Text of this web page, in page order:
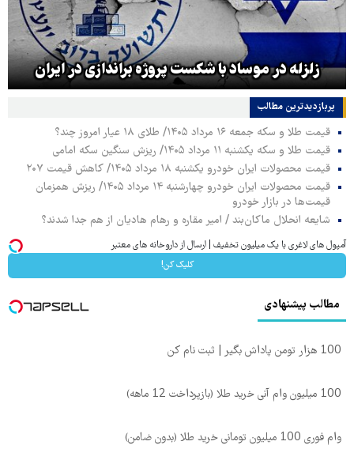
زلزله در موساد با شکست پروژه براندازی در ایران
پربازدیدترین‌ مطالب
قیمت طلا و سکه جمعه ۱۶ مرداد ۱۴۰۵/ طلای ۱۸ عیار امروز چند؟
قیمت طلا و سکه یکشنبه ۱۱ مرداد ۱۴۰۵/ ریزش سنگین سکه امامی
قیمت محصولات ایران خودرو یکشنبه ۱۸ مرداد ۱۴۰۵/ کاهش قیمت ۲۰۷
قیمت محصولات ایران خودرو چهارشنبه ۱۴ مرداد ۱۴۰۵/ ریزش همزمان
قیمت‌ها در بازار خودرو
شایعه انحلال ماکان‌بند / امیر مقاره و رهام هادیان از هم جدا شدند؟
آمپول های لاغری با یک میلیون تخفیف | ارسال از داروخانه های معتبر
کلیک کن!
مطالب پیشنهادی
100 هزار تومن پاداش بگیر | ثبت نام کن
100 میلیون وام آنی خرید طلا (بازپرداخت 12 ماهه)
وام فوری 100 میلیون تومانی خرید طلا (بدون ضامن)